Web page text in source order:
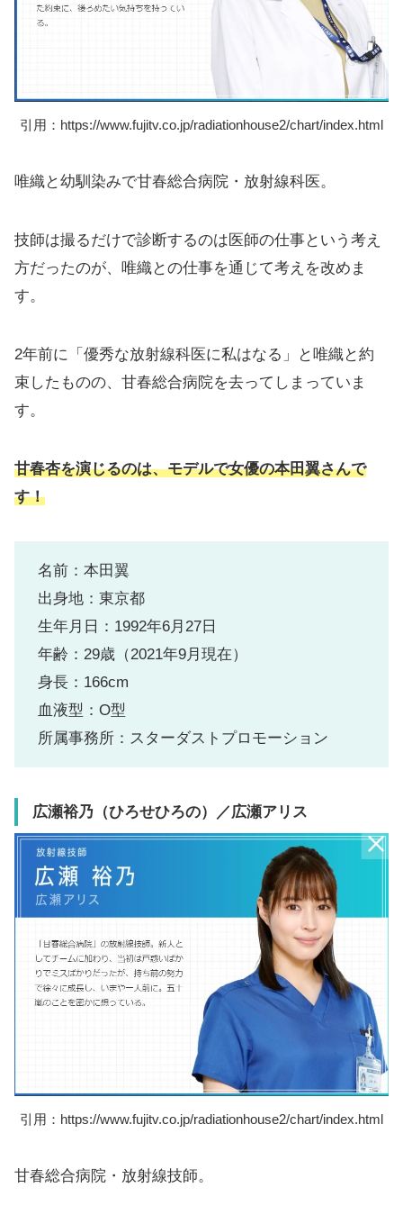
引用：https://www.fujitv.co.jp/radiationhouse2/chart/index.html
唯織と幼馴染みで甘春総合病院・放射線科医。
技師は撮るだけで診断するのは医師の仕事という考え
方だったのが、唯織との仕事を通じて考えを改めま
す。
2年前に「優秀な放射線科医に私はなる」と唯織と約
束したものの、甘春総合病院を去ってしまっていま
す。
甘春杏を演じるのは、モデルで女優の本田翼さんで
す！
名前：本田翼
出身地：東京都
生年月日：1992年6月27日
年齢：29歳（2021年9月現在）
身長：166cm
血液型：O型
所属事務所：スターダストプロモーション
広瀬裕乃（ひろせひろの） ／広瀬アリス
引用：https://www.fujitv.co.jp/radiationhouse2/chart/index.html
甘春総合病院・放射線技師。